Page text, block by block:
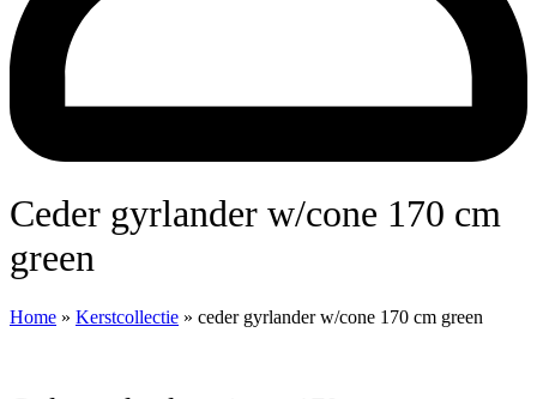
ceder gyrlander w/cone 170 cm
green
Home » Kerstcollectie » ceder gyrlander w/cone 170 cm green